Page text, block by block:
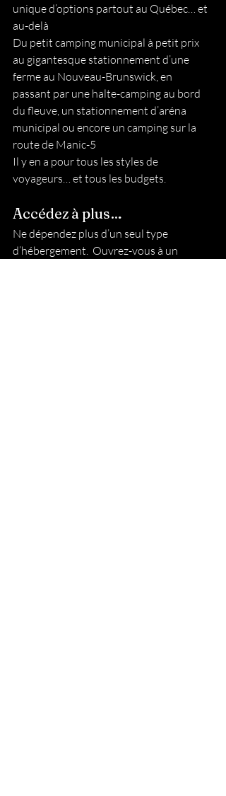
unique d’options partout au Québec… et
au-delà
Du petit camping municipal à petit prix
au gigantesque stationnement d’une
ferme au Nouveau-Brunswick, en
passant par une halte-camping au bord
du fleuve, un stationnement d’aréna
municipal ou encore un camping sur la
route de Manic-5
Il y en a pour tous les styles de
voyageurs… et tous les budgets.
Accédez à plus…
Ne dépendez plus d’un seul type
d’hébergement.  Ouvrez-vous à un